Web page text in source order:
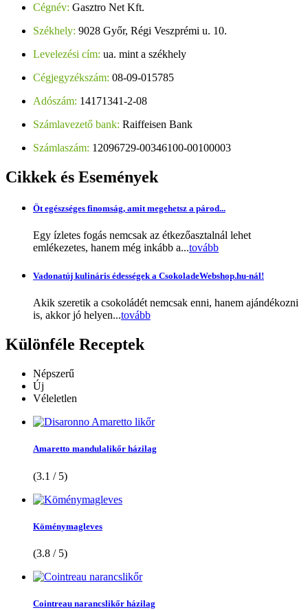
Cégnév: Gasztro Net Kft.
Székhely: 9028 Győr, Régi Veszprémi u. 10.
Levelezési cím: ua. mint a székhely
Cégjegyzékszám: 08-09-015785
Adószám: 14171341-2-08
Számlavezető bank: Raiffeisen Bank
Számlaszám: 12096729-00346100-00100003
Cikkek és Események
Öt egészséges finomság, amit megehetsz a párod...
Egy ízletes fogás nemcsak az étkezőasztalnál lehet
emlékezetes, hanem még inkább a...tovább
Vadonatúj kulináris édességek a CsokoladeWebshop.hu-nál!
Akik szeretik a csokoládét nemcsak enni, hanem ajándékozni
is, akkor jó helyen...tovább
Különféle Receptek
Népszerű
Új
Véleletlen
Amaretto mandulalikőr házilag
(3.1 / 5)
Köménymagleves
(3.8 / 5)
Cointreau narancslikőr házilag